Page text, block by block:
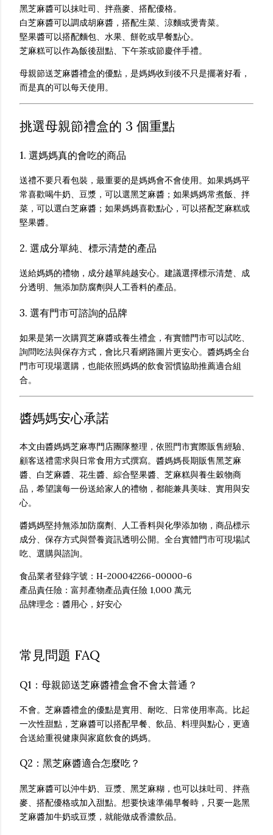
黑芝麻醬可以抹吐司、拌燕麥、搭配優格。
白芝麻醬可以調成胡麻醬，搭配生菜、涼麵或燙青菜。
堅果醬可以搭配麵包、水果、餅乾或早餐點心。
芝麻糕可以作為飯後甜點、下午茶或節慶伴手禮。
母親節送芝麻醬禮盒的優點，是媽媽收到後不只是擺著好看，
而是真的可以每天使用。
挑選母親節禮盒的 3 個重點
1. 選媽媽真的會吃的商品
送禮不要只看包裝，最重要的是媽媽會不會使用。如果媽媽平
常喜歡喝牛奶、豆漿，可以選黑芝麻醬；如果媽媽常煮飯、拌
菜，可以選白芝麻醬；如果媽媽喜歡點心，可以搭配芝麻糕或
堅果醬。
2. 選成分單純、標示清楚的產品
送給媽媽的禮物，成分越單純越安心。建議選擇標示清楚、成
分透明、無添加防腐劑與人工香料的產品。
3. 選有門市可諮詢的品牌
如果是第一次購買芝麻醬或養生禮盒，有實體門市可以試吃、
詢問吃法與保存方式，會比只看網路圖片更安心。醬媽媽全台
門市可現場選購，也能依照媽媽的飲食習慣協助推薦適合組
合。
醬媽媽安心承諾
本文由醬媽媽芝麻專門店團隊整理，依照門市實際販售經驗、
顧客送禮需求與日常食用方式撰寫。醬媽媽長期販售黑芝麻
醬、白芝麻醬、花生醬、綜合堅果醬、芝麻糕與養生穀物商
品，希望讓每一份送給家人的禮物，都能兼具美味、實用與安
心。
醬媽媽堅持無添加防腐劑、人工香料與化學添加物，商品標示
成分、保存方式與營養資訊透明公開。全台實體門市可現場試
吃、選購與諮詢。
食品業者登錄字號：H-200042266-00000-6
產品責任險：富邦產物產品責任險 1,000 萬元
品牌理念：醬用心，好安心
常見問題 FAQ
Q1：母親節送芝麻醬禮盒會不會太普通？
不會。芝麻醬禮盒的優點是實用、耐吃、日常使用率高。比起
一次性甜點，芝麻醬可以搭配早餐、飲品、料理與點心，更適
合送給重視健康與家庭飲食的媽媽。
Q2：黑芝麻醬適合怎麼吃？
黑芝麻醬可以沖牛奶、豆漿、黑芝麻糊，也可以抹吐司、拌燕
麥、搭配優格或加入甜點。想要快速準備早餐時，只要一匙黑
芝麻醬加牛奶或豆漿，就能做成香濃飲品。